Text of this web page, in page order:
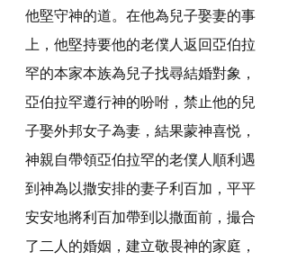
他堅守神的道。在他為兒子娶妻的事
上，他堅持要他的老僕人返回亞伯拉
罕的本家本族為兒子找尋結婚對象，
亞伯拉罕遵行神的吩咐，禁止他的兒
子娶外邦女子為妻，結果蒙神喜悦，
神親自帶領亞伯拉罕的老僕人順利遇
到神為以撒安排的妻子利百加，平平
安安地將利百加帶到以撒面前，撮合
了二人的婚姻，建立敬畏神的家庭，